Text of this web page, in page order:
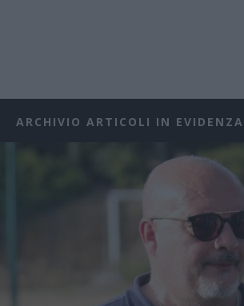
ARCHIVIO ARTICOLI IN EVIDENZA